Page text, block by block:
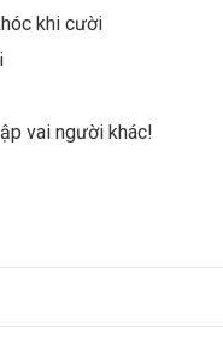
khi cười
vai người khác!